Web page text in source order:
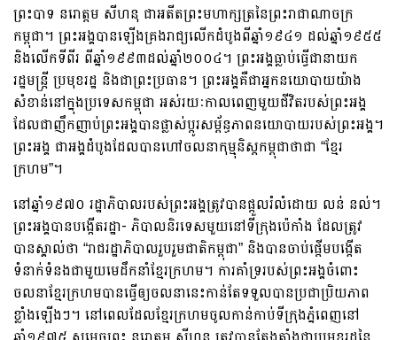
ព្រះបាទ នរោត្តម សីហនុ ជាអតីតព្រះមហាក្សត្រនៃព្រះរាជាណាចក្រ
កម្ពុជា។ ព្រះអង្គបានឡើងគ្រងរាជ្យលើកដំបូងពីឆ្នាំ១៩៤១ ដល់ឆ្នាំ១៩៥៥
និងលើកទីពីរ ពីឆ្នាំ១៩៩៣ដល់ឆ្នាំ២០០៤។ ព្រះអង្គធ្លាប់ធ្វើជានាយក
រដ្ឋមន្រ្តី ប្រមុខរដ្ឋ និងជាព្រះប្រធាន។ ព្រះអង្គគឺជាអ្នកនយោបាយយ៉ាង
សំខាន់នៅក្នុងប្រទេសកម្ពុជា អស់រយៈកាលពេញមួយជីវិតរបស់ព្រះអង្គ
ដែលជាញឹកញាប់ព្រះអង្គបានផ្លាស់ប្ដូរសម្ព័ន្ធភាពនយោបាយរបស់ព្រះអង្គ។
ព្រះអង្គ ជាអង្គដំបូងដែលបានហៅចលនាកុម្មុនិស្ដកម្ពុជាថាជា “ខ្មែរ
ក្រហម”។
នៅឆ្នាំ១៩៧០ រដ្ឋាភិបាលរបស់ព្រះអង្គត្រូវបានផ្ដួលរំលំដោយ លន់​ នល់។
ព្រះអង្គបានបង្កើតរដ្ឋា- ភិបាលនិរទេសមួយនៅទីក្រុងប៉េកាំង ដែលត្រូវ
បានស្គាល់ថា “រាជរដ្ឋាភិបាលរួបរួមជាតិកម្ពុជា” និងបានចាប់ផ្ដើមបង្កើត
ទំនាក់ទំនងជាមួយមេដឹកនាំខ្មែរក្រហម។ ការគាំទ្ររបស់ព្រះអង្គចំពោះ
ចលនាខ្មែរក្រហមបានធ្វើឲ្យចលនានេះកាន់តែទទួលបានប្រជា​ប្រិយភាព
ខ្លាំងឡើងៗ។ នៅពេលដែលខ្មែរក្រហមចូលកាន់កាប់ទីក្រុងភ្នំពេញនៅ